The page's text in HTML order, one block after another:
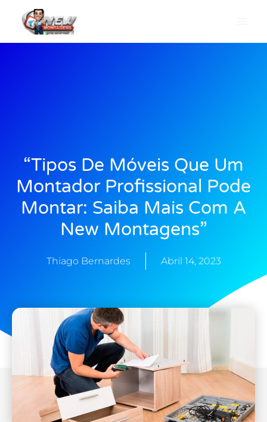
“Tipos De Móveis Que Um
Montador Profissional Pode
Montar: Saiba Mais Com A
New Montagens”
Thiago Bernardes Abril 14, 2023